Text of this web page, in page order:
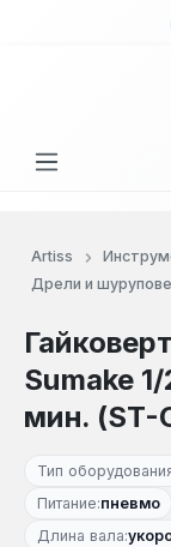
Перейти к
Artiss
Дрели и
Sumake
мин. (ST-
Тип
Питание:пневмо
Длина вала: